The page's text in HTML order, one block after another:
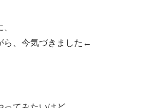
ら、今気づきました←